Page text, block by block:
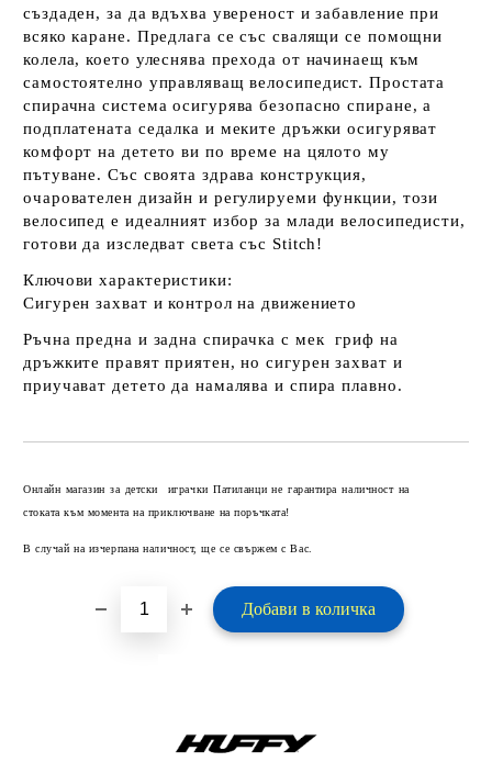
създаден, за да вдъхва увереност и забавление при
всяко каране. Предлага се със свалящи се помощни
колела, което улеснява прехода от начинаещ към
самостоятелно управляващ велосипедист. Простата
спирачна система осигурява безопасно спиране, а
подплатената седалка и меките дръжки осигуряват
комфорт на детето ви по време на цялото му
пътуване. Със своята здрава конструкция,
очарователен дизайн и регулируеми функции, този
велосипед е идеалният избор за млади велосипедисти,
готови да изследват света със Stitch!
Ключови характеристики:
Сигурен захват и контрол на движението
Ръчна предна и задна спирачка с мек гриф на
дръжките правят приятен, но сигурен захват и
приучават детето да намалява и спира плавно.
Онлайн магазин за детски играчки Патиланци не гарантира наличност на
стоката към момента на приключване на поръчката!
В случай на изчерпана наличност, ще се свържем с Вас.